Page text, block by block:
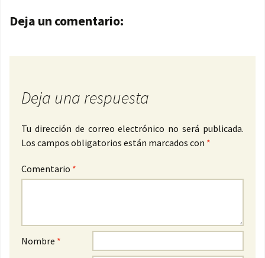
Navegación de entradas
Deja un comentario:
Deja una respuesta
Tu dirección de correo electrónico no será publicada.
Los campos obligatorios están marcados con *
Comentario *
Nombre *